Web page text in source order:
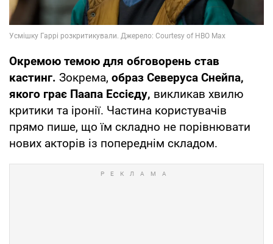
Окремою темою для обговорень став
кастинг. Зокрема, образ Северуса Снейпа,
якого грає Паапа Ессієду, викликав хвилю
критики та іронії. Частина користувачів
прямо пише, що їм складно не порівнювати
нових акторів із попереднім складом.